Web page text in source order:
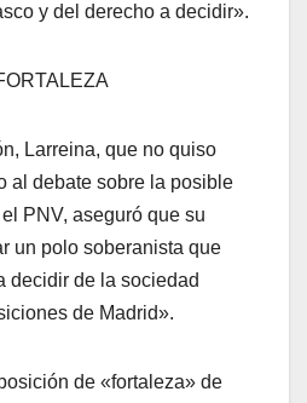
y del derecho a decidir».
Larreina, que no quiso
al debate sobre la posible
PNV, aseguró que su
un polo soberanista que
decidir de la sociedad
de Madrid».
de «fortaleza» de